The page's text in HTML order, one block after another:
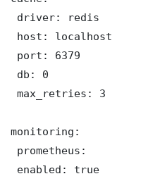
driver: redis
host: localhost
port: 6379
db: 0
max_retries: 3
monitoring:
prometheus:
enabled: true